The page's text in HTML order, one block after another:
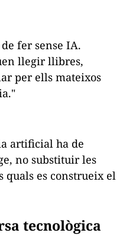
fer sense IA.
llegir llibres,
per ells mateixos
artificial ha de
no substituir les
quals es construeix el
tecnològica